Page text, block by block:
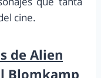
cine.
de Alien
Blomkamp